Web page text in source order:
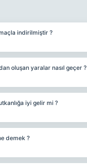
indirilmiştir ?
oluşan yaralar nasıl geçer ?
iyi gelir mi ?
demek ?